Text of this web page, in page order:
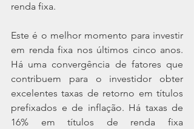
renda fixa.
Este é o melhor momento para investir
em renda fixa nos últimos cinco anos.
Há uma convergência de fatores que
contribuem para o investidor obter
excelentes taxas de retorno em títulos
prefixados e de inflação. Há taxas de
16% em títulos de renda fixa